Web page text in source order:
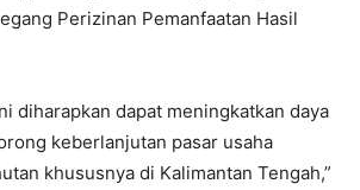
Perizinan Pemanfaatan Hasil
diharapkan dapat meningkatkan daya
keberlanjutan pasar usaha
khususnya di Kalimantan Tengah,”